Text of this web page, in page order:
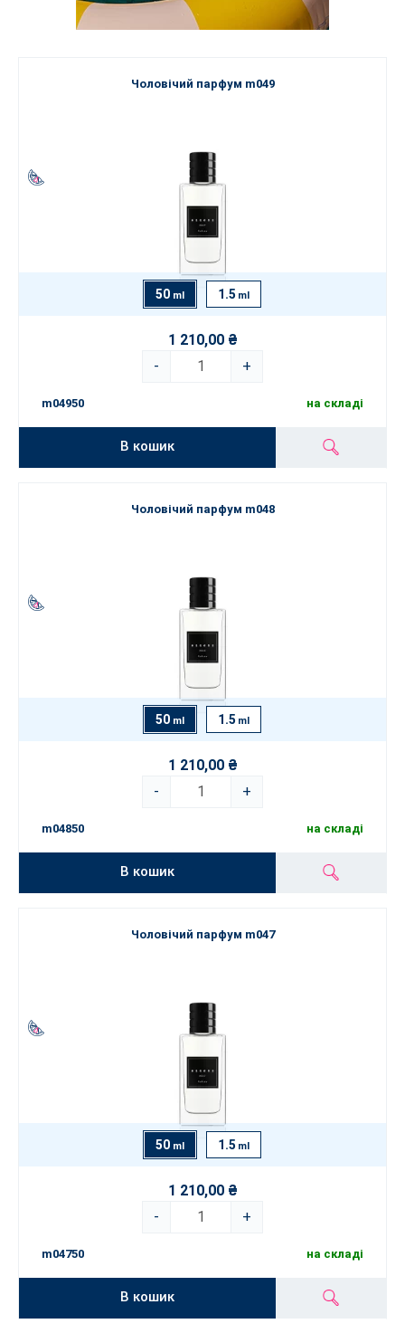
Чоловічий парфум m049
50 ml 1.5 ml
1 210,00 ₴
-
+
m04950 на складі
В кошик
Чоловічий парфум m048
50 ml 1.5 ml
1 210,00 ₴
-
+
m04850 на складі
В кошик
Чоловічий парфум m047
50 ml 1.5 ml
1 210,00 ₴
-
+
m04750 на складі
В кошик